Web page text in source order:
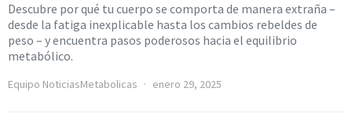
Descubre por qué tu cuerpo se comporta de manera extraña –
desde la fatiga inexplicable hasta los cambios rebeldes de
peso – y encuentra pasos poderosos hacia el equilibrio
metabólico.
Equipo NoticiasMetabolicas enero 29, 2025